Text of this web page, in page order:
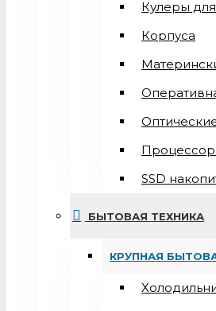
Кулеры
Корпуса
SSD
БЫТОВАЯ ТЕХНИКА
КРУПНАЯ